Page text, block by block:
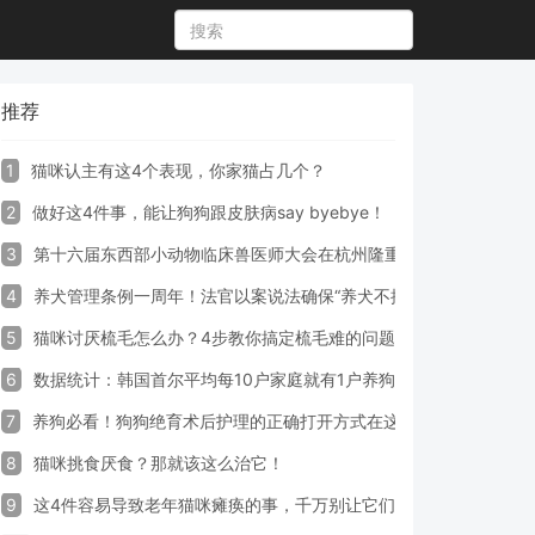
推荐
1 猫咪认主有这4个表现，你家猫占几个？
2 做好这4件事，能让狗狗跟皮肤病say byebye！
3 第十六届东西部小动物临床兽医师大会在杭州隆重开幕
4 养犬管理条例一周年！法官以案说法确保“养犬不掉链”
5 猫咪讨厌梳毛怎么办？4步教你搞定梳毛难的问题！
6 数据统计：韩国首尔平均每10户家庭就有1户养狗
7 养狗必看！狗狗绝育术后护理的正确打开方式在这里
8 猫咪挑食厌食？那就该这么治它！
9 这4件容易导致老年猫咪瘫痪的事，千万别让它们做！